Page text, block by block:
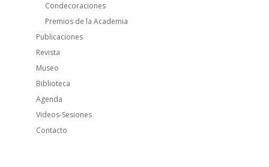
Condecoraciones
Premios de la Academia
Publicaciones
Revista
Museo
Biblioteca
Agenda
Videos-Sesiones
Contacto